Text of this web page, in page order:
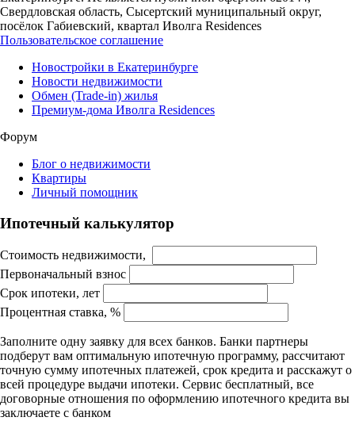
Свердловская область, Сысертский муниципальный округ,
посёлок Габиевский, квартал Иволга Residences
Пользовательское соглашение
Новостройки в Екатеринбурге
Новости недвижимости
Обмен (Trade-in) жилья
Премиум-дома Иволга Residences
Форум
Блог о недвижимости
Квартиры
Личный помощник
Ипотечный калькулятор
Стоимость недвижимости,
Первоначальный взнос
Срок ипотеки, лет
Процентная ставка, %
Заполните одну заявку для всех банков. Банки партнеры
подберут вам оптимальную ипотечную программу, рассчитают
точную сумму ипотечных платежей, срок кредита и расскажут о
всей процедуре выдачи ипотеки. Сервис бесплатный, все
договорные отношения по оформлению ипотечного кредита вы
заключаете с банком